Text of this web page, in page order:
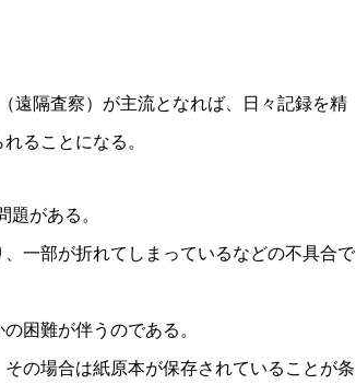
遠隔査察）が主流となれば、日々記録を精
ることになる。
題がある。
一部が折れてしまっているなどの不具合で
困難が伴うのである。
の場合は紙原本が保存されていることが条